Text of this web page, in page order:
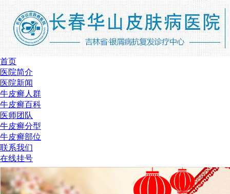
首页
医院简介
医院新闻
牛皮癣人群
牛皮癣百科
医师团队
牛皮癣分型
牛皮癣部位
联系我们
在线挂号